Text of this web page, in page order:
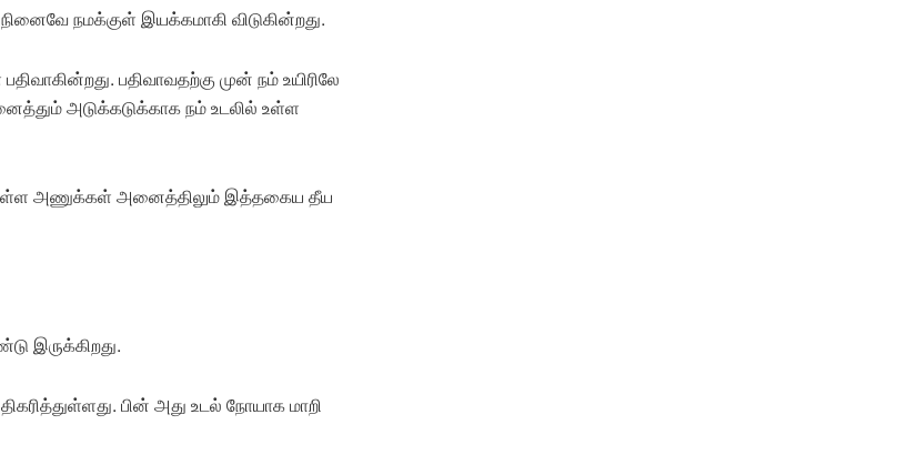
நமக்குள் இயக்கமாகி விடுகின்றது.
பதிவாவதற்கு முன் நம் உயிரிலே
அடுக்கடுக்காக நம் உடலில் உள்ள
அணுக்கள் அனைத்திலும் இத்தகைய தீய
இருக்கிறது.
பின் அது உடல் நோயாக மாறி